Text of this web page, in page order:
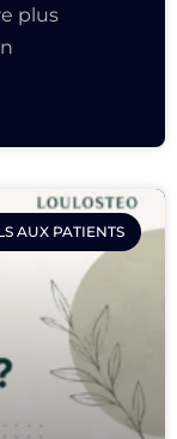
plus
AUX PATIENTS